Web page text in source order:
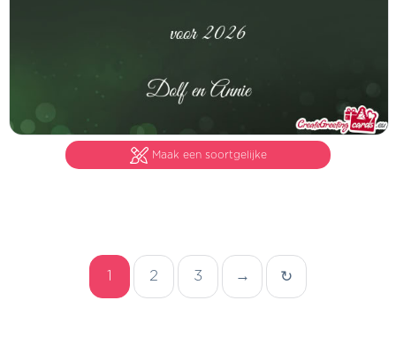
Maak een soortgelijke
1 2 3 → ↻